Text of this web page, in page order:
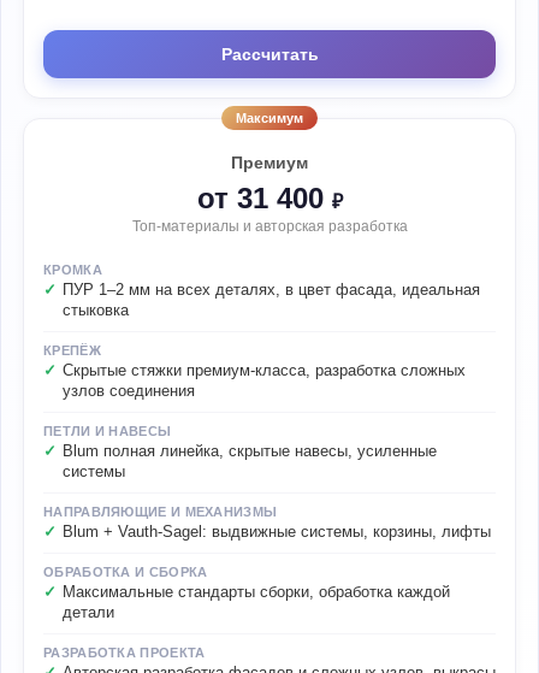
Рассчитать
Максимум
Премиум
от 31 400 ₽
Топ-материалы и авторская разработка
КРОМКА
ПУР 1–2 мм на всех деталях, в цвет фасада, идеальная
стыковка
КРЕПЁЖ
Скрытые стяжки премиум-класса, разработка сложных
узлов соединения
ПЕТЛИ И НАВЕСЫ
Blum полная линейка, скрытые навесы, усиленные
системы
НАПРАВЛЯЮЩИЕ И МЕХАНИЗМЫ
Blum + Vauth-Sagel: выдвижные системы, корзины, лифты
ОБРАБОТКА И СБОРКА
Максимальные стандарты сборки, обработка каждой
детали
РАЗРАБОТКА ПРОЕКТА